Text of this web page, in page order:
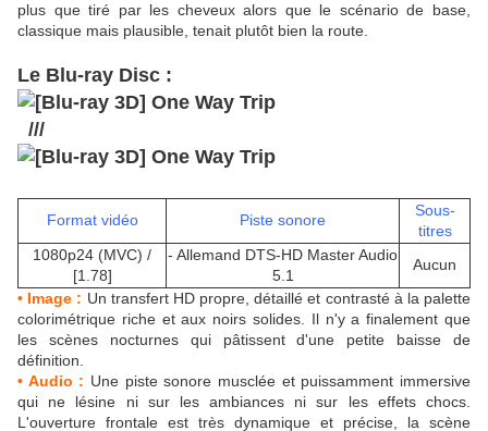
plus que tiré par les cheveux alors que le scénario de base,
classique mais plausible, tenait plutôt bien la route.
Le Blu-ray Disc :
///
Format vidéo Piste sonore
Sous-
titres
1080p24 (MVC) /
[1.78]
- Allemand DTS-HD Master Audio
5.1
Aucun
• Image : Un transfert HD propre, détaillé et contrasté à la palette
colorimétrique riche et aux noirs solides. Il n'y a finalement que
les scènes nocturnes qui pâtissent d'une petite baisse de
définition.
• Audio : Une piste sonore musclée et puissamment immersive
qui ne lésine ni sur les ambiances ni sur les effets chocs.
L'ouverture frontale est très dynamique et précise, la scène